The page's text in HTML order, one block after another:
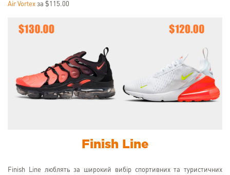
Air Vortex за $115.00
Finish Line
Finish Line люблять за широкий вибір спортивних та туристичних